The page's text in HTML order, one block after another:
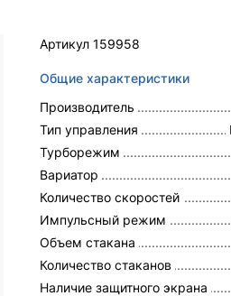
Артикул159958
Общие характеристики
Производитель
Тип управления
Турборежим
Вариатор
Количество скоростей
Импульсный режим
Объем стакана
Количество стаканов
Наличие защитного экрана